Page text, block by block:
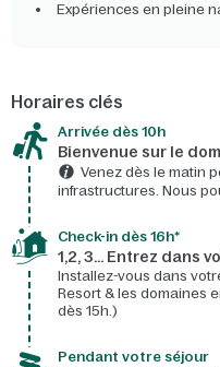
Expériences en pleine
Horaires clés
Arrivée dès 10h​
Bienvenue sur le
Venez dès le matin
infrastructures. Nous
Check-in dès 16h*​
1,2, 3… Entrez dans
Installez-vous dans
Resort & les domaines
dès 15h.)
Pendant votre séjour